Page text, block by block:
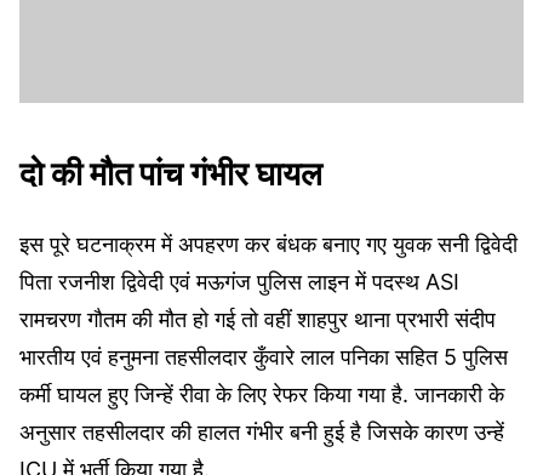
दो की मौत पांच गंभीर घायल
इस पूरे घटनाक्रम में अपहरण कर बंधक बनाए गए युवक सनी द्विवेदी
पिता रजनीश द्विवेदी एवं मऊगंज पुलिस लाइन में पदस्थ ASI
रामचरण गौतम की मौत हो गई तो वहीं शाहपुर थाना प्रभारी संदीप
भारतीय एवं हनुमना तहसीलदार कुँवारे लाल पनिका सहित 5 पुलिस
कर्मी घायल हुए जिन्हें रीवा के लिए रेफर किया गया है. जानकारी के
अनुसार तहसीलदार की हालत गंभीर बनी हुई है जिसके कारण उन्हें
ICU में भर्ती किया गया है.